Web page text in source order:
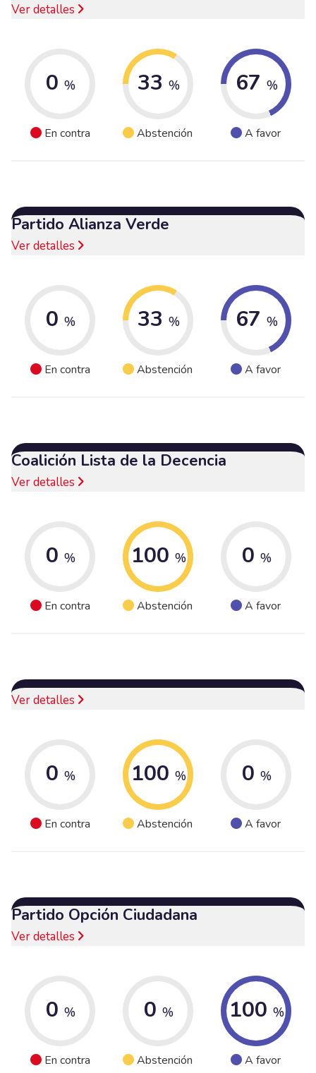
Ver detalles
0 %
En contra
33 %
Abstención
67 %
A favor
Partido Alianza Verde
Ver detalles
0 %
En contra
33 %
Abstención
67 %
A favor
Coalición Lista de la Decencia
Ver detalles
0 %
En contra
100 %
Abstención
0 %
A favor
Ver detalles
0 %
En contra
100 %
Abstención
0 %
A favor
Partido Opción Ciudadana
Ver detalles
0 %
En contra
0 %
Abstención
100 %
A favor